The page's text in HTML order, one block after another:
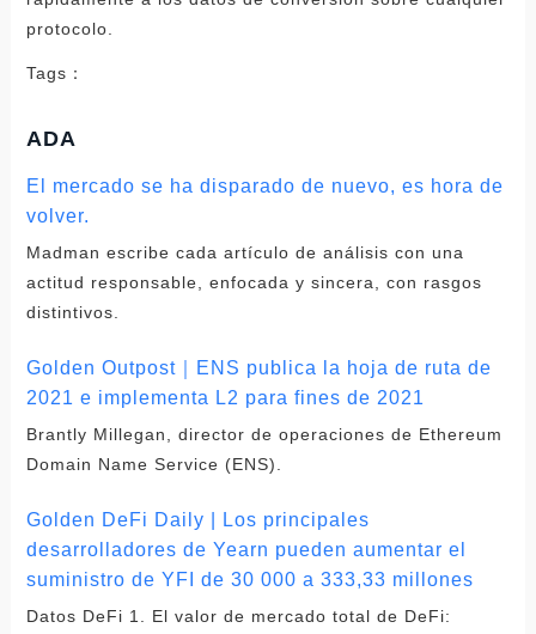
Tags：
ADA
El mercado se ha disparado de nuevo, es hora de
volver.
Madman escribe cada artículo de análisis con una
actitud responsable, enfocada y sincera, con rasgos
distintivos.
Golden Outpost｜ENS publica la hoja de ruta de
2021 e implementa L2 para fines de 2021
Brantly Millegan, director de operaciones de Ethereum
Domain Name Service (ENS).
Golden DeFi Daily | Los principales
desarrolladores de Yearn pueden aumentar el
suministro de YFI de 30 000 a 333,33 millones
Datos DeFi 1. El valor de mercado total de DeFi: